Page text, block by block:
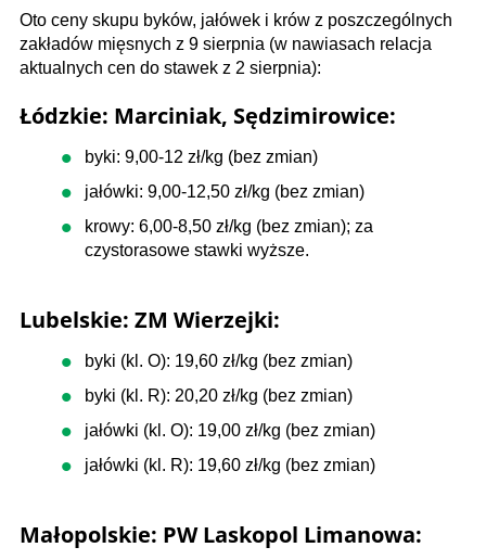
Oto ceny skupu byków, jałówek i krów z poszczególnych
zakładów mięsnych z 9 sierpnia (w nawiasach relacja
aktualnych cen do stawek z 2 sierpnia):
Łódzkie: Marciniak, Sędzimirowice:
byki: 9,00-12 zł/kg (bez zmian)
jałówki: 9,00-12,50 zł/kg (bez zmian)
krowy: 6,00-8,50 zł/kg (bez zmian); za
czystorasowe stawki wyższe.
Lubelskie: ZM Wierzejki:
byki (kl. O): 19,60 zł/kg (bez zmian)
byki (kl. R): 20,20 zł/kg (bez zmian)
jałówki (kl. O): 19,00 zł/kg (bez zmian)
jałówki (kl. R): 19,60 zł/kg (bez zmian)
Małopolskie: PW Laskopol Limanowa: